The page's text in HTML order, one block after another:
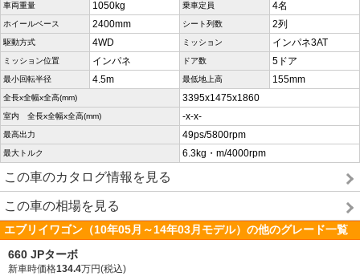
車両重量 1050kg 乗車定員 4名
ホイールベース 2400mm シート列数 2列
駆動方式 4WD ミッション インパネ3AT
ミッション位置 インパネ ドア数 5ドア
最小回転半径 4.5m 最低地上高 155mm
全長x全幅x全高(mm) 3395x1475x1860
室内 全長x全幅x全高(mm) -x-x-
最高出力 49ps/5800rpm
最大トルク 6.3kg・m/4000rpm
この車のカタログ情報を見る
この車の相場を見る
エブリイワゴン（10年05月～14年03月モデル）の他のグレード一覧
660 JPターボ
新車時価格134.4万円(税込)